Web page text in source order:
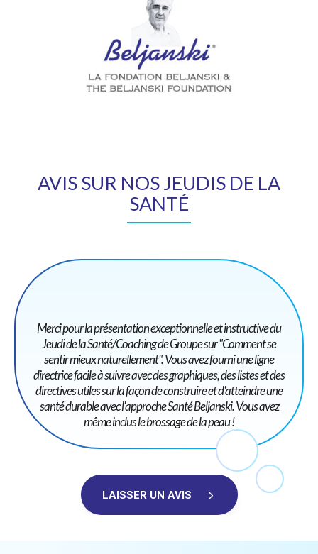
AVIS SUR NOS JEUDIS DE LA
SANTÉ
Merci pour la présentation exceptionnelle et instructive du
Jeudi de la Santé/Coaching de Groupe sur "Comment se
sentir mieux naturellement". Vous avez fourni une ligne
directrice facile à suivre avec des graphiques, des listes et des
directives utiles sur la façon de construire et d'atteindre une
santé durable avec l'approche Santé Beljanski. Vous avez
même inclus le brossage de la peau !
LAISSER UN AVIS